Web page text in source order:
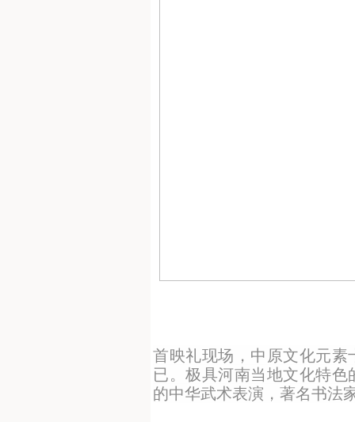
首映礼现场，中原文化元
已。极具河南当地文化特
的中华武术表演，著名书